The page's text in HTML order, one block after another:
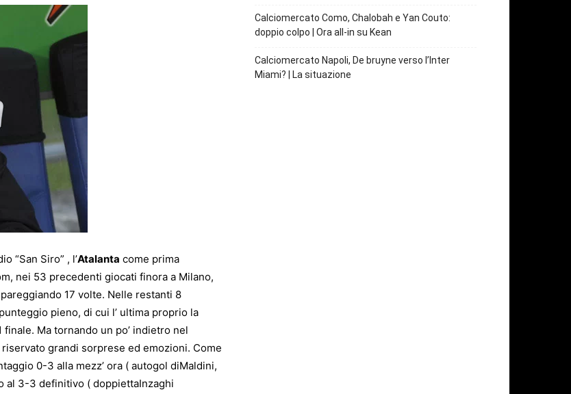
“San Siro” , l’Atalanta come prima
nei 53 precedenti giocati finora a Milano,
17 volte. Nelle restanti 8
pieno, di cui l’ ultima proprio la
Ma tornando un po’ indietro nel
grandi sorprese ed emozioni. Come
0-3 alla mezz’ ora ( autogol diMaldini,
al 3-3 definitivo ( doppiettaInzaghi
Calciomercato Como, Chalobah e Yan Couto:
doppio colpo | Ora all-in su Kean
Calciomercato Napoli, De bruyne verso l’Inter
Miami? | La situazione